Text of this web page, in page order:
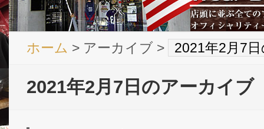
ホーム > アーカイブ > 2021年2月7
2021年2月7日のアーカイブ